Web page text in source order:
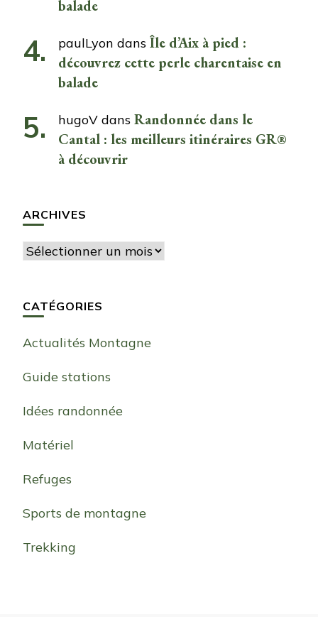
balade
paulLyon dans Île d’Aix à pied :
découvrez cette perle charentaise en
balade
hugoV dans Randonnée dans le
Cantal : les meilleurs itinéraires GR®
à découvrir
ARCHIVES
Archives
CATÉGORIES
Actualités Montagne
Guide stations
Idées randonnée
Matériel
Refuges
Sports de montagne
Trekking